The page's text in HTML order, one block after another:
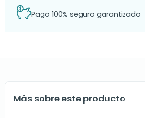
Pago 100% seguro garantizado
Más sobre este producto